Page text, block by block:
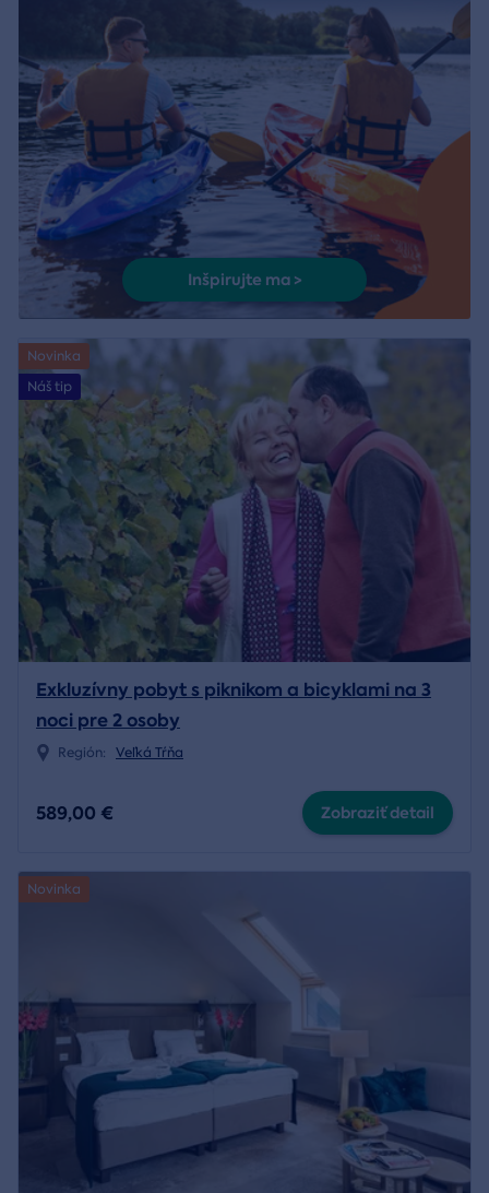
Inšpirujte ma >
Novinka
Náš tip
Exkluzívny pobyt s piknikom a bicyklami na 3
noci pre 2 osoby
Región: Veľká Tŕňa
589,00 € Zobraziť detail
Novinka